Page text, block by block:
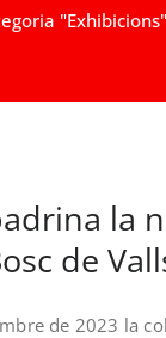
"Exhibicions"
la
de
de 2023 la